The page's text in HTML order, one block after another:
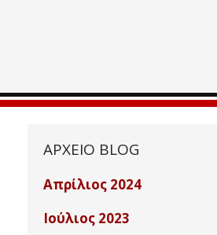
ΑΡΧΕΙΟ BLOG
Απρίλιος 2024
04/04/2024
Ιούλιος 2023